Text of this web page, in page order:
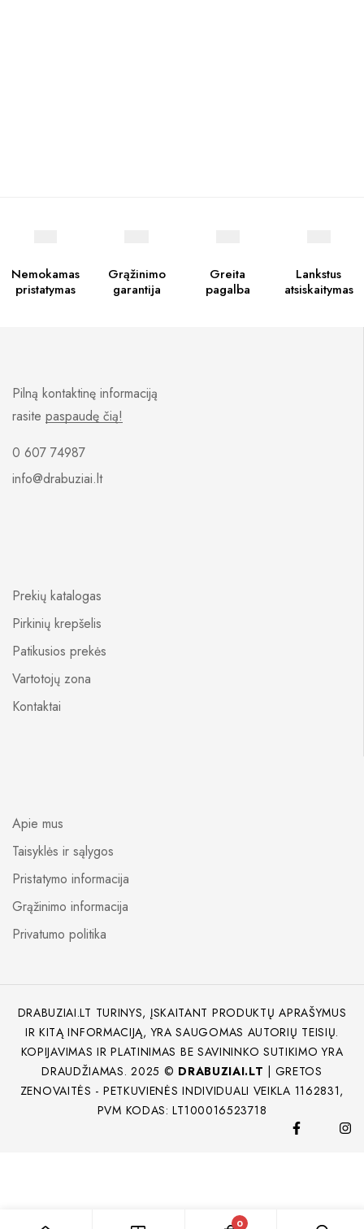
Nemokamas
pristatymas
Grąžinimo
garantija
Greita
pagalba
Lankstus
atsiskaitymas
Pilną kontaktinę informaciją
rasite paspaudę čią!
0 607 74987
info@drabuziai.lt
Prekių katalogas
Pirkinių krepšelis
Patikusios prekės
Vartotojų zona
Kontaktai
Apie mus
Taisyklės ir sąlygos
Pristatymo informacija
Grąžinimo informacija
Privatumo politika
DRABUZIAI.LT TURINYS, ĮSKAITANT PRODUKTŲ APRAŠYMUS
IR KITĄ INFORMACIJĄ, YRA SAUGOMAS AUTORIŲ TEISIŲ.
KOPIJAVIMAS IR PLATINIMAS BE SAVININKO SUTIKIMO YRA
DRAUDŽIAMAS. 2025 © DRABUZIAI.LT | GRETOS
ZENOVAITĖS - PETKUVIENĖS INDIVIDUALI VEIKLA 1162831,
PVM KODAS: LT100016523718
0